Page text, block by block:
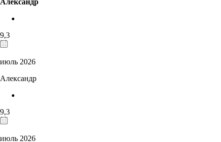
9,3
июль 2026
Александр
9,3
июль 2026